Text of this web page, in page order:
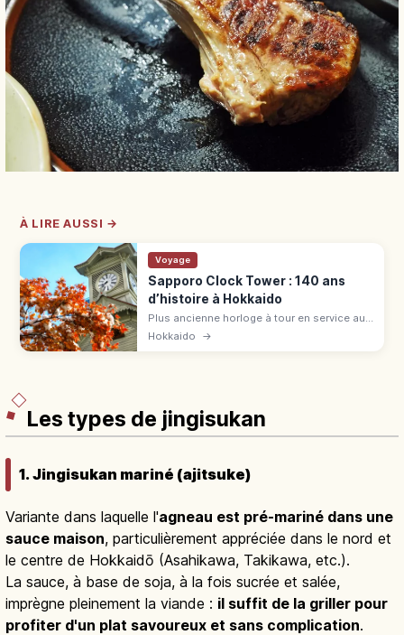
À LIRE AUSSI →
Voyage
Sapporo Clock Tower : 140 ans
d’histoire à Hokkaido
Plus ancienne horloge à tour en service au
Japon (1878), toit rouge, murs blancs à
Hokkaido →
Les types de jingisukan
1. Jingisukan mariné (ajitsuke)
Variante dans laquelle l'agneau est pré-mariné dans une
sauce maison, particulièrement appréciée dans le nord et
le centre de Hokkaidō (Asahikawa, Takikawa, etc.).
La sauce, à base de soja, à la fois sucrée et salée,
imprègne pleinement la viande : il suffit de la griller pour
profiter d'un plat savoureux et sans complication.